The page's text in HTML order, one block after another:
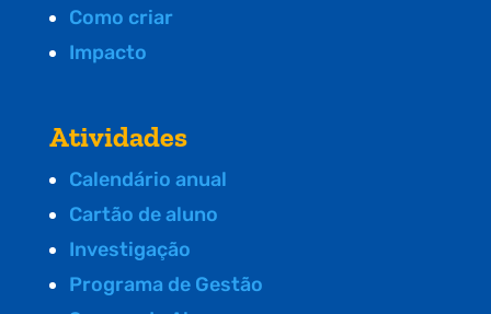
Como criar
Impacto
Atividades
Calendário anual
Cartão de aluno
Investigação
Programa de Gestão